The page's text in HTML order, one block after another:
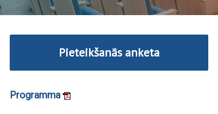
Pieteikšanās anketa
Programma